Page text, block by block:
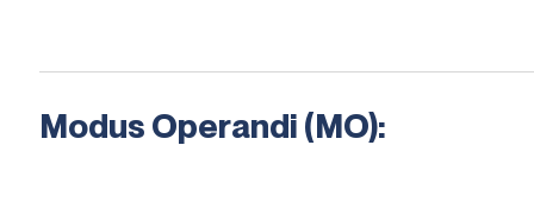
Modus Operandi (MO):